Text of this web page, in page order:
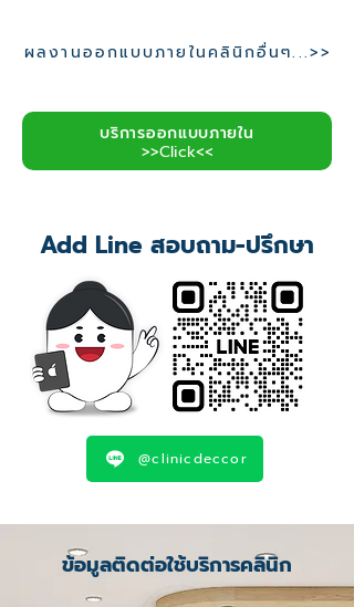
ผลงานออกแบบภายในคลินิกอื่นๆ...>>
บริการออกแบบภายใน
>>Click<<
Add Line สอบถาม-ปรึกษา
@clinicdeccor
ข้อมูลติดต่อใช้บริการคลินิก